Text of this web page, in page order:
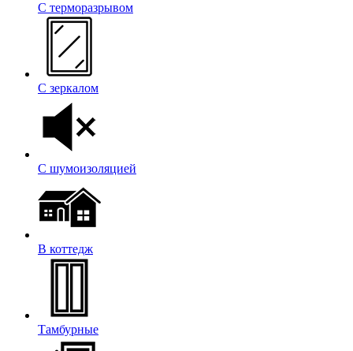
С терморазрывом
С зеркалом
С шумоизоляцией
В коттедж
Тамбурные